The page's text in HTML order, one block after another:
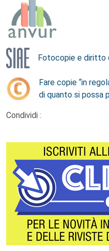
Fotocopie e diritto
Fare copie “in
di quanto si possa
Condividi :